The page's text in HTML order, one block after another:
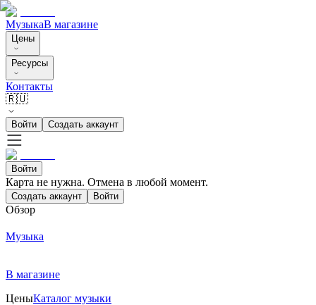
МузыкаВ магазине
Цены
Ресурсы
Контакты
🇷🇺
Войти Создать аккаунт
Войти
Карта не нужна. Отмена в любой момент.
Создать аккаунт Войти
Обзор
Музыка
В магазине
ЦеныКаталог музыки